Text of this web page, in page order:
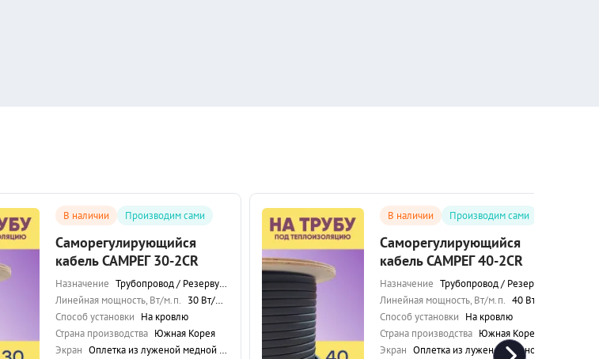
В наличии Производим сами
Саморегулирующийся
кабель САМРЕГ 30-2CR
Назначение Трубопровод / Резервуар / Кровля
Линейная мощность, Вт/м.п. 30 Вт/м.п.
Способ установки На кровлю
Страна производства Южная Корея
Экран Оплетка из луженой медной проволоки
В наличии Производим сами
Саморегулирующийся
кабель САМРЕГ 40-2CR
Назначение Трубопровод / Резервуар / Кровля
Линейная мощность, Вт/м.п. 40 Вт/м.п.
Способ установки На кровлю
Страна производства Южная Корея
Экран Оплетка из луженой медной проволоки